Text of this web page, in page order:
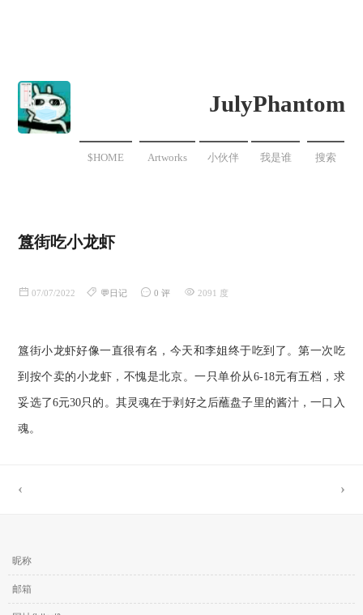
JulyPhantom
$HOME Artworks 小伙伴 我是谁 搜索
簋街吃小龙虾
07/07/2022 💬日记 0 评 2091 度
簋街小龙虾好像一直很有名，今天和李姐终于吃到了。第一次吃
到按个卖的小龙虾，不愧是北京。一只单价从6-18元有五档，求
妥选了6元30只的。其灵魂在于剥好之后蘸盘子里的酱汁，一口入
魂。